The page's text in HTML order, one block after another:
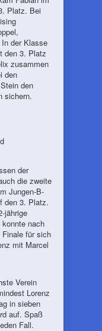
Platz. Bei
der Klasse
den 3. Platz
zusammen
den
den
sichern.
der
die zweite
Jungen-B-
den 3. Platz.
jährige
konnte nach
Finale für sich
mit Marcel
Verein
Lorenz
in sieben
auf. Spaß
Fall.